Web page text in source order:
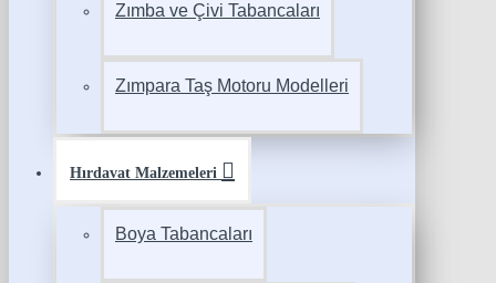
Zımba ve Çivi Tabancaları
Zımpara Taş Motoru Modelleri
Hırdavat Malzemeleri
Boya Tabancaları